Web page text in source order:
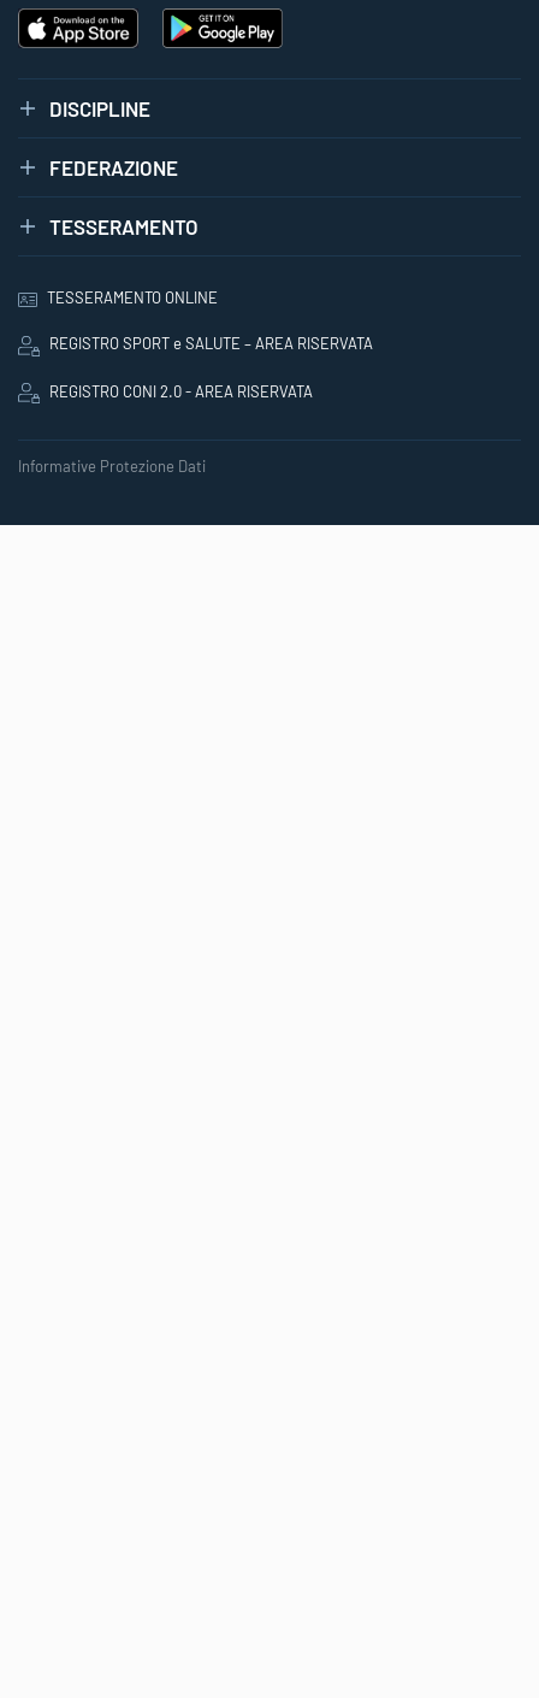
DISCIPLINE
FEDERAZIONE
TESSERAMENTO
TESSERAMENTO ONLINE
REGISTRO SPORT e SALUTE – AREA RISERVATA
REGISTRO CONI 2.0 - AREA RISERVATA
Informative Protezione Dati